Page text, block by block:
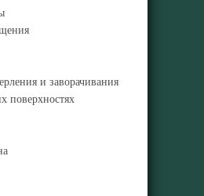
и заворачивания
поверхностях